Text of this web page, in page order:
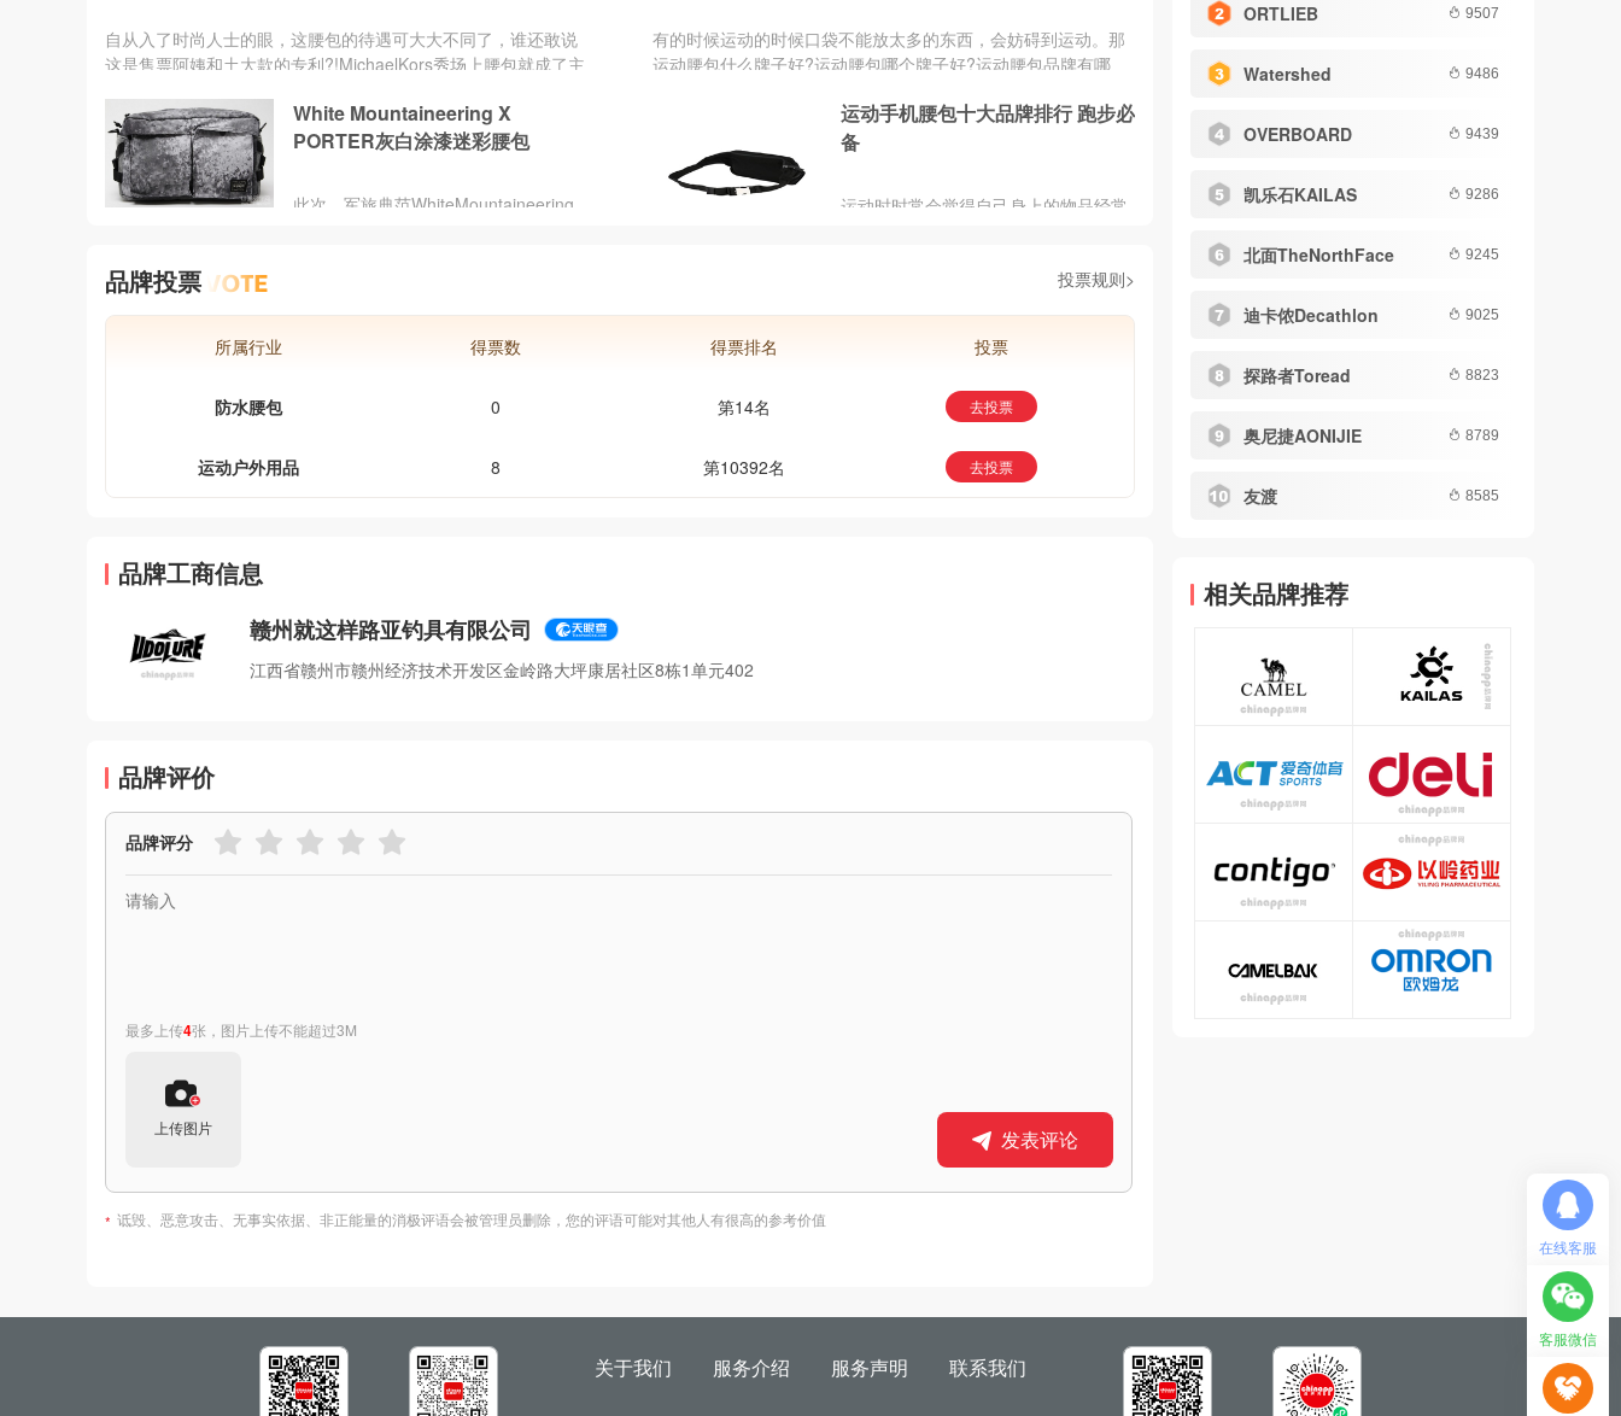
自从入了时尚人士的眼，这腰包的待遇可大大不同了，谁还敢说
这是售票阿姨和土大款的专利?!MichaelKors秀场上腰包就成了主
摊老板?市井气也变得特别可爱，狂刷存在感!没错，腰包早已不
在是大家印象中的样子，摇身一变，凹造型就是她了。“售票
员”腰包结合了80年代复古风，设计师为大家带来了这款印有艺术
纹路的包包，极具视觉
有的时候运动的时候口袋不能放太多的东西，会妨碍到运动。那
运动腰包什么牌子好?运动腰包哪个牌子好?运动腰包品牌有哪
White Mountaineering X
PORTER灰白涂漆迷彩腰包
此次，军旅典范WhiteMountaineering
运动手机腰包十大品牌排行 跑步必
备
运动时时常会觉得自己身上的物品经常
去看看运动手机腰包的十大品牌吧！
品牌投票 投票规则>
所属行业 得票数 得票排名 投票
防水腰包 0 第14名 去投票
运动户外用品 8 第10392名 去投票
品牌工商信息
赣州就这样路亚钓具有限公司
江西省赣州市赣州经济技术开发区金岭路大坪康居社区8栋1单元402
品牌评价
品牌评分
最多上传4张，图片上传不能超过3M
上传图片 发表评论
* 诋毁、恶意攻击、无事实依据、非正能量的消极评语会被管理员删除，您的评语可能对其他人有很高的参考价值
ORTLIEB 9507
Watershed 9486
OVERBOARD 9439
凯乐石KAILAS 9286
北面TheNorthFace 9245
迪卡侬Decathlon 9025
探路者Toread 8823
奥尼捷AONIJIE 8789
友渡 8585
相关品牌推荐
关于我们 服务介绍 服务声明 联系我们
在线客服
客服微信